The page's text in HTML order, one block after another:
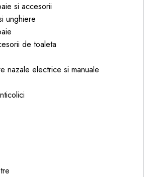
și
copii
si accesorii
unghiere
de toaleta
nazale electrice si manuale